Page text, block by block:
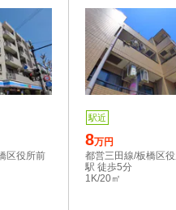
区役所前
駅近
8万円
都営三田線/板橋区
駅 徒歩5分
1K/20㎡